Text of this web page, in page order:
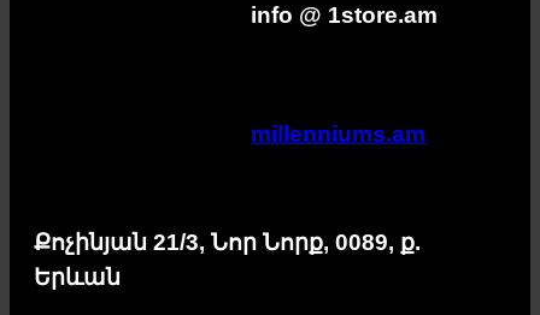
info @ 1store.am
millenniums.am
Քոչինյան 21/3, Նոր Նորք, 0089, ք.
Երևան